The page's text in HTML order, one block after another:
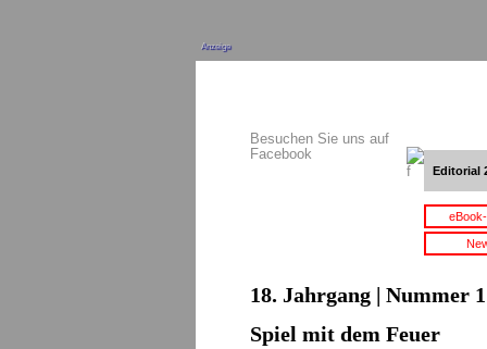
Anzeige
Besuchen Sie uns auf
Facebook
Editorial
18. Jahrgang | Nummer
Spiel mit dem Feuer